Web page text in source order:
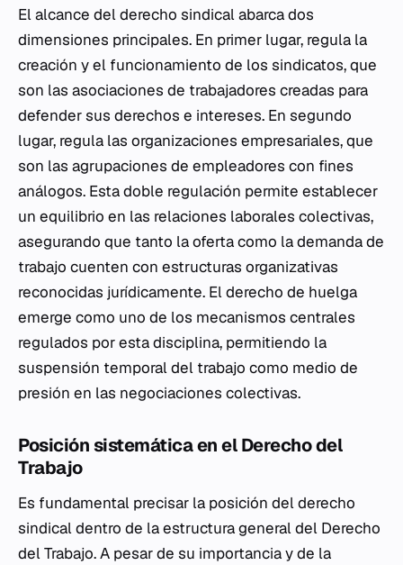
El alcance del derecho sindical abarca dos
dimensiones principales. En primer lugar, regula la
creación y el funcionamiento de los sindicatos, que
son las asociaciones de trabajadores creadas para
defender sus derechos e intereses. En segundo
lugar, regula las organizaciones empresariales, que
son las agrupaciones de empleadores con fines
análogos. Esta doble regulación permite establecer
un equilibrio en las relaciones laborales colectivas,
asegurando que tanto la oferta como la demanda de
trabajo cuenten con estructuras organizativas
reconocidas jurídicamente. El derecho de huelga
emerge como uno de los mecanismos centrales
regulados por esta disciplina, permitiendo la
suspensión temporal del trabajo como medio de
presión en las negociaciones colectivas.
Posición sistemática en el Derecho del
Trabajo
Es fundamental precisar la posición del derecho
sindical dentro de la estructura general del Derecho
del Trabajo. A pesar de su importancia y de la